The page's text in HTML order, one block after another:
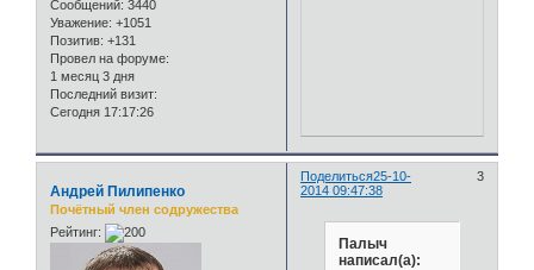
Сообщений: 3440
Уважение: +1051
Позитив: +131
Провел на форуме:
1 месяц 3 дня
Последний визит:
Сегодня 17:17:26
Поделиться 3
25-10-
2014 09:47:38
Андрей Пилипенко
Почётный член содружества
Рейтинг:
Палыч
написал(а):